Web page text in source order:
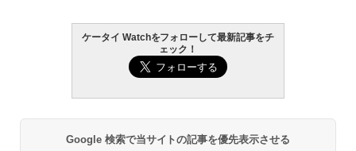
ケータイ Watchをフォローして最新記事をチ
ェック！
Google 検索で当サイトの記事を優先表示させる